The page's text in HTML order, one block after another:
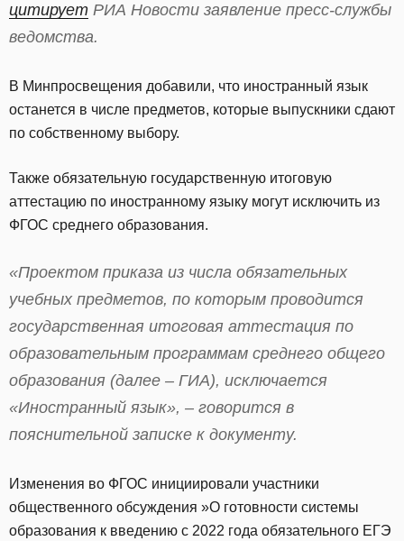
цитирует РИА Новости заявление пресс-службы
ведомства.
В Минпросвещения добавили, что иностранный язык
останется в числе предметов, которые выпускники сдают
по собственному выбору.
Также обязательную государственную итоговую
аттестацию по иностранному языку могут исключить из
ФГОС среднего образования.
«Проектом приказа из числа обязательных
учебных предметов, по которым проводится
государственная итоговая аттестация по
образовательным программам среднего общего
образования (далее – ГИА), исключается
«Иностранный язык», – говорится в
пояснительной записке к документу.
Изменения во ФГОС инициировали участники
общественного обсуждения ‎»О готовности системы
образования к введению с 2022 года обязательного ЕГЭ